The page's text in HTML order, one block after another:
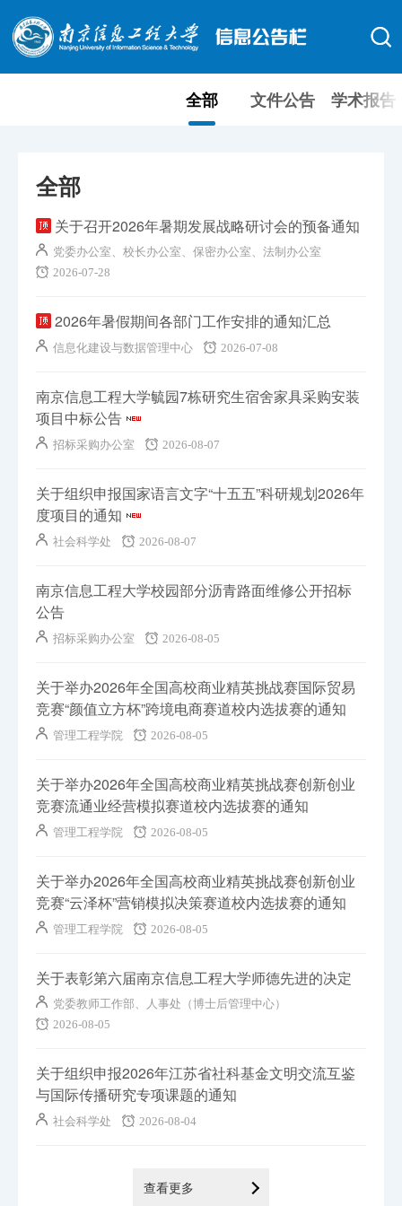
全部 文件公告 学术报告
全部
关于召开2026年暑期发展战略研讨会的预备通知
党委办公室、校长办公室、保密办公室、法制办公室
2026-07-28
2026年暑假期间各部门工作安排的通知汇总
信息化建设与数据管理中心 2026-07-08
南京信息工程大学毓园7栋研究生宿舍家具采购安装
项目中标公告
招标采购办公室 2026-08-07
关于组织申报国家语言文字“十五五”科研规划2026年
度项目的通知
社会科学处 2026-08-07
南京信息工程大学校园部分沥青路面维修公开招标
公告
招标采购办公室 2026-08-05
关于举办2026年全国高校商业精英挑战赛国际贸易
竞赛“颜值立方杯”跨境电商赛道校内选拔赛的通知
管理工程学院 2026-08-05
关于举办2026年全国高校商业精英挑战赛创新创业
竞赛流通业经营模拟赛道校内选拔赛的通知
管理工程学院 2026-08-05
关于举办2026年全国高校商业精英挑战赛创新创业
竞赛“云泽杯”营销模拟决策赛道校内选拔赛的通知
管理工程学院 2026-08-05
关于表彰第六届南京信息工程大学师德先进的决定
党委教师工作部、人事处（博士后管理中心）
2026-08-05
关于组织申报2026年江苏省社科基金文明交流互鉴
与国际传播研究专项课题的通知
社会科学处 2026-08-04
查看更多